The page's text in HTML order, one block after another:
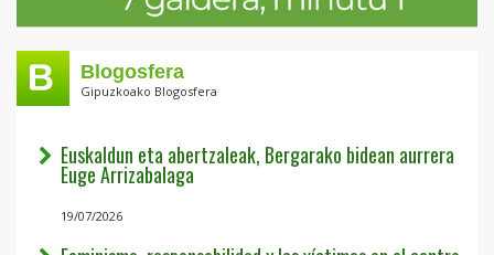
Blogosfera
Gipuzkoako Blogosfera
Euskaldun eta abertzaleak, Bergarako bidean aurrera
Euge Arrizabalaga
19/07/2026